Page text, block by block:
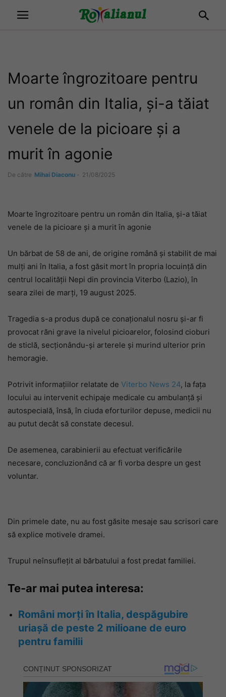
Moarte îngrozitoare pentru
un român din Italia, și-a tăiat
venele de la picioare și a
murit în agonie
De către Mihai Diaconu - 21/08/2025
Moarte îngrozitoare pentru un român din Italia, și-a tăiat
venele de la picioare și a murit în agonie
Un bărbat de 58 de ani, de origine română și stabilit de mai
mulți ani în Italia, a fost găsit mort în propria locuință din
centrul localității Nepi din provincia Viterbo (Lazio), în
seara zilei de marți, 19 august 2025.
Tragedia s-a produs după ce conaționalul nosru și-ar fi
provocat răni grave la nivelul picioarelor, folosind cioburi
de sticlă, secționându-și arterele și murind ulterior prin
hemoragie.
Potrivit informațiilor relatate de Viterbo News 24, la fața
locului au intervenit echipaje medicale cu ambulanță și
autospecială, însă, în ciuda eforturilor depuse, medicii nu
au putut decât să constate decesul.
De asemenea, carabinierii au efectuat verificările
necesare, concluzionând că ar fi vorba despre un gest
voluntar.
Din primele date, nu au fost găsite mesaje sau scrisori care
să explice motivele dramei.
Trupul neînsuflețit al bărbatului a fost predat familiei.
Te-ar mai putea interesa:
Români morți în Italia, despăgubire
uriașă de peste 2 milioane de euro
pentru familii